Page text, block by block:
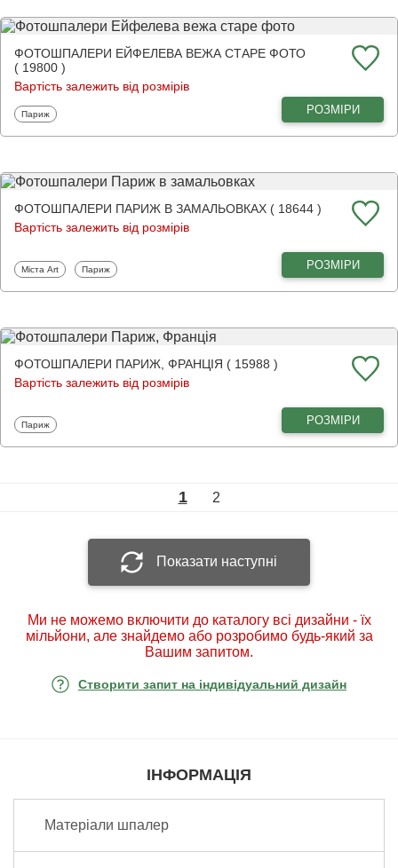
ФОТОШПАЛЕРИ ЕЙФЕЛЕВА ВЕЖА СТАРЕ ФОТО
( 19800 )
Вартість залежить від розмірів
Фотошпалери
Париж РОЗМІРИ
ФОТОШПАЛЕРИ ПАРИЖ В ЗАМАЛЬОВКАХ ( 18644 )
Вартість залежить від розмірів
Фотошпалери
Міста Art Фотошпалери
Париж РОЗМІРИ
ФОТОШПАЛЕРИ ПАРИЖ, ФРАНЦІЯ ( 15988 )
Вартість залежить від розмірів
Фотошпалери
Париж РОЗМІРИ
1 2
Показати наступні
Ми не можемо включити до каталогу всі дизайни - їх
мільйони, але знайдемо або розробимо будь-який за
Вашим запитом.
Створити запит на індивідуальний дизайн
ІНФОРМАЦІЯ
Матеріали шпалер